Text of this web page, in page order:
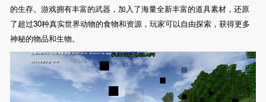
的生存。游戏拥有丰富的武器，加入了海量全新丰富的道具素材，还原
了超过30种真实世界动物的食物和资源，玩家可以自由探索，获得更多
神秘的物品和生物。